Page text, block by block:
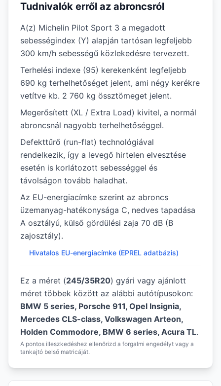
Tudnivalók erről az abroncsról
A(z) Michelin Pilot Sport 3 a megadott
sebességindex (Y) alapján tartósan legfeljebb
300 km/h sebességű közlekedésre tervezett.
Terhelési indexe (95) kerekenként legfeljebb
690 kg terhelhetőséget jelent, ami négy kerékre
vetítve kb. 2 760 kg össztömeget jelent.
Megerősített (XL / Extra Load) kivitel, a normál
abroncsnál nagyobb terhelhetőséggel.
Defekttűrő (run-flat) technológiával
rendelkezik, így a levegő hirtelen elvesztése
esetén is korlátozott sebességgel és
távolságon tovább haladhat.
Az EU-energiacímke szerint az abroncs
üzemanyag-hatékonysága C, nedves tapadása
A osztályú, külső gördülési zaja 70 dB (B
zajosztály).
Hivatalos EU-energiacímke (EPREL adatbázis)
Ez a méret (245/35R20) gyári vagy ajánlott
méret többek között az alábbi autótípusokon:
BMW 5 series, Porsche 911, Opel Insignia,
Mercedes CLS-class, Volkswagen Arteon,
Holden Commodore, BMW 6 series, Acura TL.
A pontos illeszkedéshez ellenőrizd a forgalmi engedélyt vagy a
tankajtó belső matricáját.